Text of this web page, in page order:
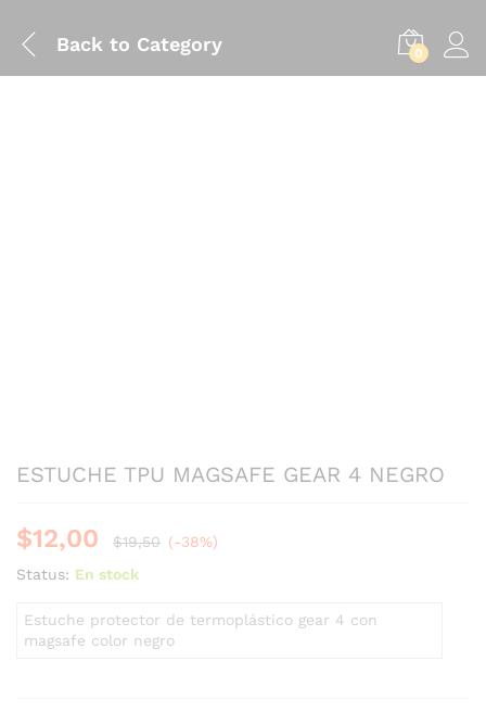
Back to Category 0
ESTUCHE TPU MAGSAFE GEAR 4 NEGRO
$12,00 $19,50 (-38%)
Status: En stock
Estuche protector de termoplástico gear 4 con
magsafe color negro